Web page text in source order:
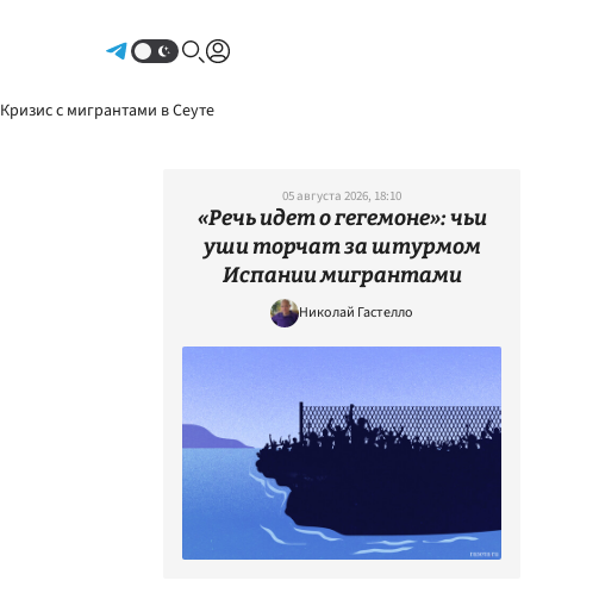
Кризис с мигрантами в Сеуте
05 августа 2026, 18:10
«Речь идет о гегемоне»: чьи
уши торчат за штурмом
Испании мигрантами
Николай Гастелло